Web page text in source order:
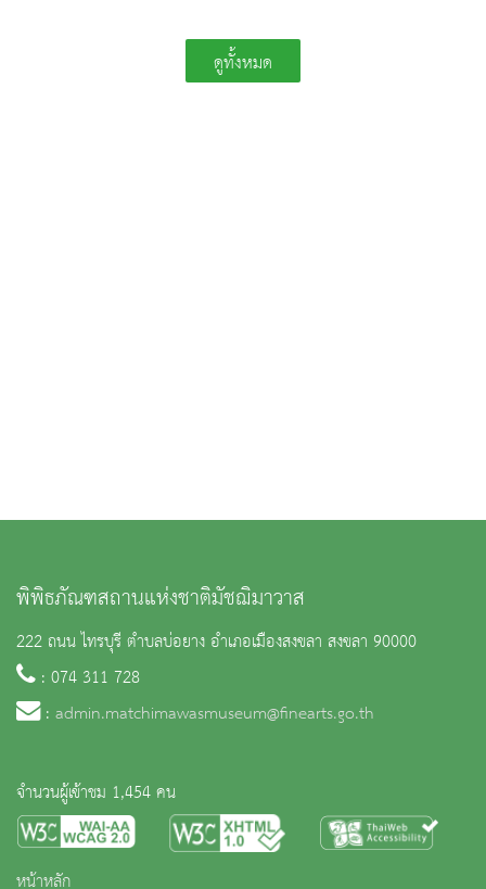
ดูทั้งหมด
พิพิธภัณฑสถานแห่งชาติมัชฌิมาวาส
222 ถนน ไทรบุรี ตำบลบ่อยาง อำเภอเมืองสงขลา สงขลา 90000
: 074 311 728
: admin.matchimawasmuseum@finearts.go.th
จำนวนผู้เข้าชม 1,454 คน
หน้าหลัก